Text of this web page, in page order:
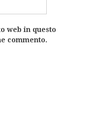
web in questo
commento.